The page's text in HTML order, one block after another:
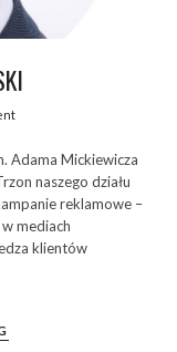
Adama Mickiewicza
naszego działu
reklamowe –
mediach
klientów